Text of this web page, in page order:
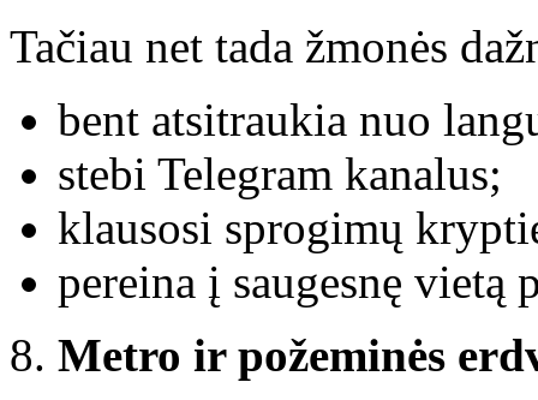
Tačiau net tada žmonės
bent atsitraukia nuo
stebi Telegram kanalus;
klausosi sprogimų
pereina į saugesnę vietą
Metro ir požeminės